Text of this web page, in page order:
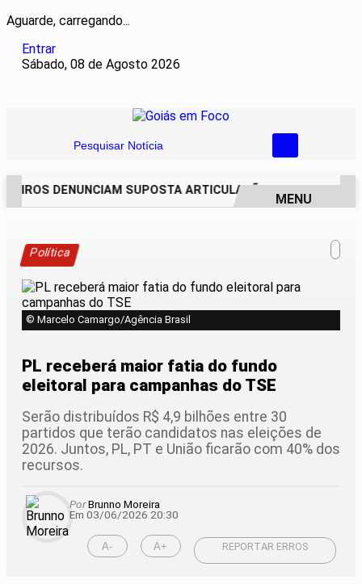
Aguarde, carregando...
Entrar
Sábado, 08 de Agosto 2026
Pesquisar Notícia
DENUNCIAM SUPOSTA ARTICULAÇÃO PARA
MENU
Política
© Marcelo Camargo/Agência Brasil
PL receberá maior fatia do fundo
eleitoral para campanhas do TSE
Serão distribuídos R$ 4,9 bilhões entre 30
partidos que terão candidatos nas eleições de
2026. Juntos, PL, PT e União ficarão com 40% dos
recursos.
PorBrunno Moreira
Em 03/06/2026 20:30
A- A+ REPORTAR ERROS